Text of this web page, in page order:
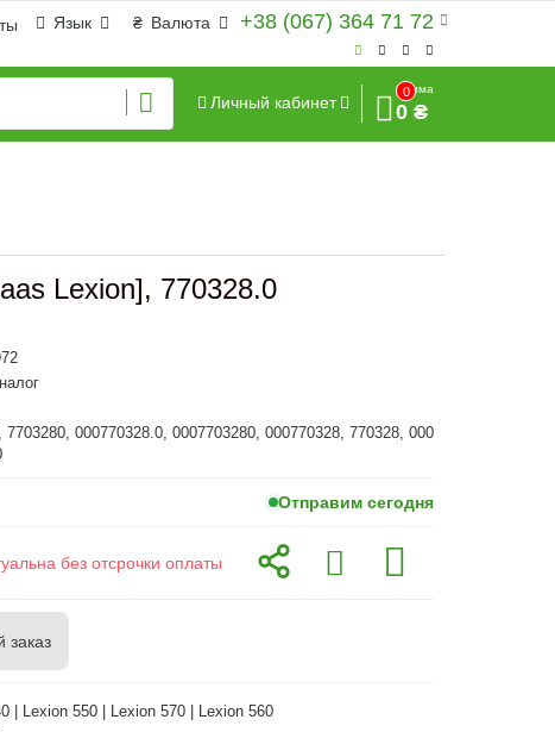
+38 (067) 364 71 72
₴ Валюта
Язык
Личный кабинет
0
Сумма
0 ₴
Lexion], 770328.0
7703280, 000770328.0, 0007703280, 000770328, 770328, 000
Отправим сегодня
без отсрочки оплаты
заказ
| Lexion 550 | Lexion 570 | Lexion 560